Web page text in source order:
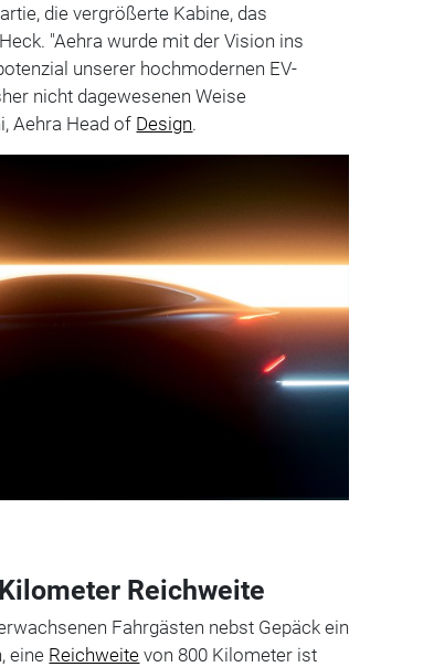
die vergrößerte Kabine, das
"Aehra wurde mit der Vision ins
unserer hochmodernen EV-
nicht dagewesenen Weise
Aehra Head of Design.
Reichweite
Fahrgästen nebst Gepäck ein
eine Reichweite von 800 Kilometer ist